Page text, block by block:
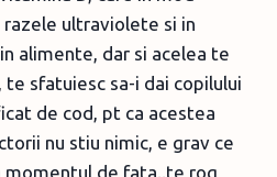
ultraviolete si in
alimente, dar si acelea te
te sfatuiesc sa-i dai copilului
de cod, pt ca acestea
nu stiu nimic, e grav ce
momentul de fata..te rog